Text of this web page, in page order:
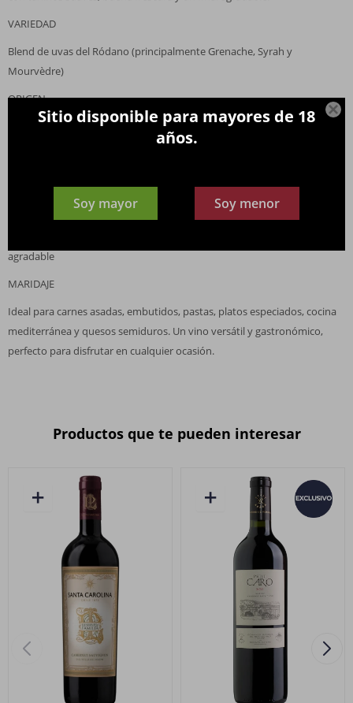

Sitio disponible para mayores de 18
años.
Soy mayor Soy menor
VARIEDAD
Blend de uvas del Ródano (principalmente Grenache, Syrah y
Mourvèdre)
ORIGEN
Valle del Ródano, Francia
Aroma: Cerezas, moras, pimienta, especias y notas florales
agradable
MARIDAJE
Ideal para carnes asadas, embutidos, pastas, platos especiados, cocina
mediterránea y quesos semiduros. Un vino versátil y gastronómico,
perfecto para disfrutar en cualquier ocasión.
Productos que te pueden interesar